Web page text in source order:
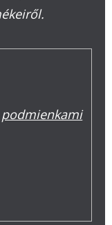
podmienkami